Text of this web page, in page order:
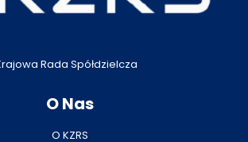
Rada Spółdzielcza
O Nas
O KZRS